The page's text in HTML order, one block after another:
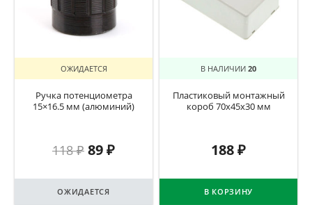
ОЖИДАЕТСЯ
Ручка потенциометра
15×16.5 мм (алюминий)
118₽ 89₽
ОЖИДАЕТСЯ
В НАЛИЧИИ 20
Пластиковый монтажный
короб 70х45х30 мм
188₽
В КОРЗИНУ